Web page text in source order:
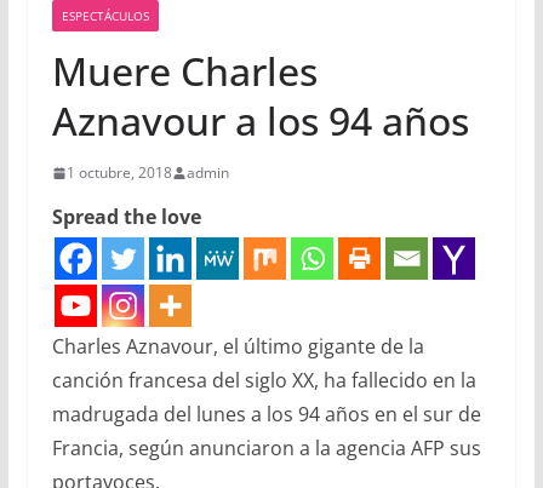
ESPECTÁCULOS
Muere Charles
Aznavour a los 94 años
1 octubre, 2018 admin
Spread the love
Charles Aznavour, el último gigante de la
canción francesa del siglo XX, ha fallecido en la
madrugada del lunes a los 94 años en el sur de
Francia, según anunciaron a la agencia AFP sus
portavoces.